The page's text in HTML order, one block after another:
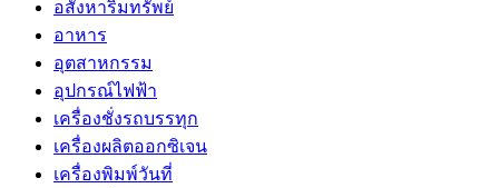
อสังหาริมทรัพย์
อาหาร
อุตสาหกรรม
อุปกรณ์ไฟฟ้า
เครื่องชั่งรถบรรทุก
เครื่องผลิตออกซิเจน
เครื่องพิมพ์วันที่